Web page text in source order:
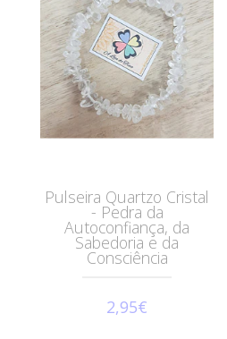
Pulseira Quartzo Cristal
- Pedra da
Autoconfiança, da
Sabedoria e da
Consciência
2,95€